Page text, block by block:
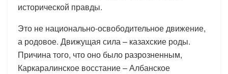
исторической правды.
Это не национально-освободительное движение,
а родовое. Движущая сила – казахские роды.
Причина того, что оно было разрозненным,
Каркаралинское восстание – Албанское